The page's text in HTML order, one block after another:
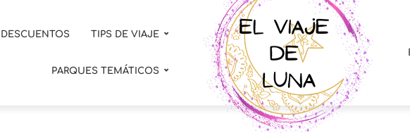
DESCUENTOS TIPS DE VIAJE
PARQUES TEMÁTICOS